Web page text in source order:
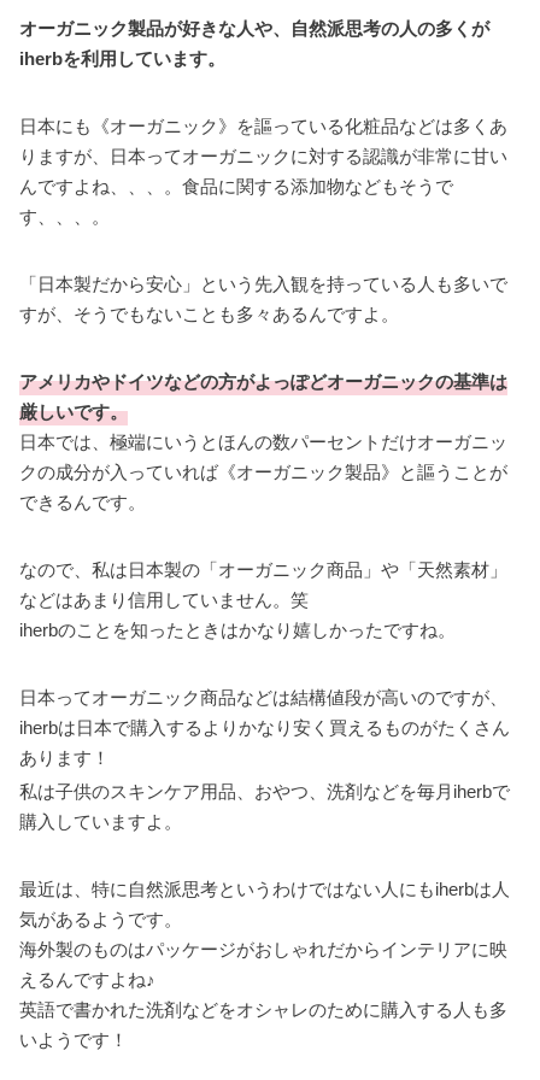
オーガニック製品が好きな人や、自然派思考の人の多くが
iherbを利用しています。
日本にも《オーガニック》を謳っている化粧品などは多くあ
りますが、日本ってオーガニックに対する認識が非常に甘い
んですよね、、、。食品に関する添加物などもそうで
す、、、。
「日本製だから安心」という先入観を持っている人も多いで
すが、そうでもないことも多々あるんですよ。
アメリカやドイツなどの方がよっぽどオーガニックの基準は
厳しいです。
日本では、極端にいうとほんの数パーセントだけオーガニッ
クの成分が入っていれば《オーガニック製品》と謳うことが
できるんです。
なので、私は日本製の「オーガニック商品」や「天然素材」
などはあまり信用していません。笑
iherbのことを知ったときはかなり嬉しかったですね。
日本ってオーガニック商品などは結構値段が高いのですが、
iherbは日本で購入するよりかなり安く買えるものがたくさん
あります！
私は子供のスキンケア用品、おやつ、洗剤などを毎月iherbで
購入していますよ。
最近は、特に自然派思考というわけではない人にもiherbは人
気があるようです。
海外製のものはパッケージがおしゃれだからインテリアに映
えるんですよね♪
英語で書かれた洗剤などをオシャレのために購入する人も多
いようです！